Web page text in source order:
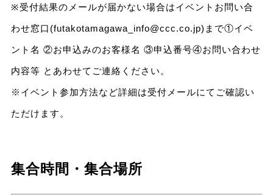
※受付結果のメールが届かない場合はイベントお問い合
わせ窓口(futakotamagawa_info@ccc.co.jp)まで①イベ
ント名 ②お申込みのお客様名 ③申込番号④お問い合わせ
内容等 とあわせてご連絡ください。
※イベント参加方法など詳細は受付メールにてご確認い
ただけます。
集合時間・集合場所